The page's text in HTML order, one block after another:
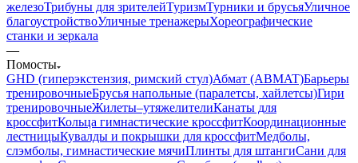
железоТрибуны для зрителейТуризмТурники и брусьяУличное
благоустройствоУличные тренажерыХореографические
станки и зеркала
—
Помосты
GHD (гиперэкстензия, римский стул)Абмат (ABMAT)Барьеры
тренировочныеБрусья напольные (паралетсы, хайлетсы)Гири
тренировочныеЖилеты–утяжелителиКанаты для
кроссфитКольца гимнастические кроссфитКоординационные
лестницыКувалды и покрышки для кроссфитМедболы,
слэмболы, гимнастические мячиПлинты для штангиСани для